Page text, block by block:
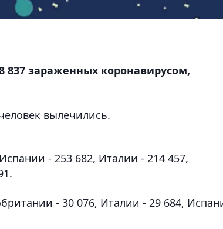
837 зараженных коронавирусом,
вылечились.
- 253 682, Италии - 214 457,
- 30 076, Италии - 29 684,